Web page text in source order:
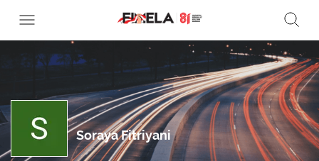
Soraya Fitriyani